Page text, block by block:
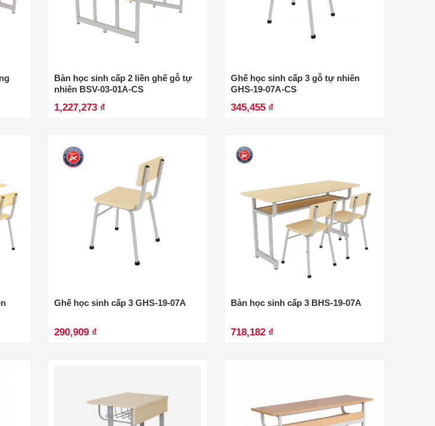
Bàn học sinh cấp 2 liền ghế gỗ tự
nhiên BSV-03-01A-CS
1,227,273 ₫
Ghế học sinh cấp 3 gỗ tự nhiên
GHS-19-07A-CS
345,455 ₫
Ghế học sinh cấp 3 GHS-19-07A
290,909 ₫
Bàn học sinh cấp 3 BHS-19-07A
718,182 ₫